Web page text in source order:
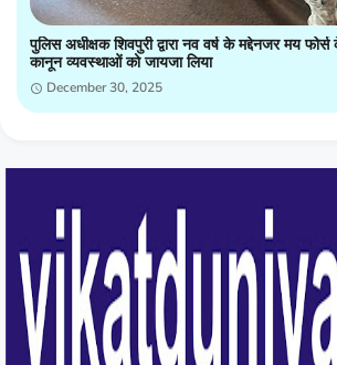
पुलिस अधीक्षक शिवपुरी द्वारा नव वर्ष के मद्देनजर मय
कानून व्यवस्थाओं को जायजा लिया
December 30, 2025